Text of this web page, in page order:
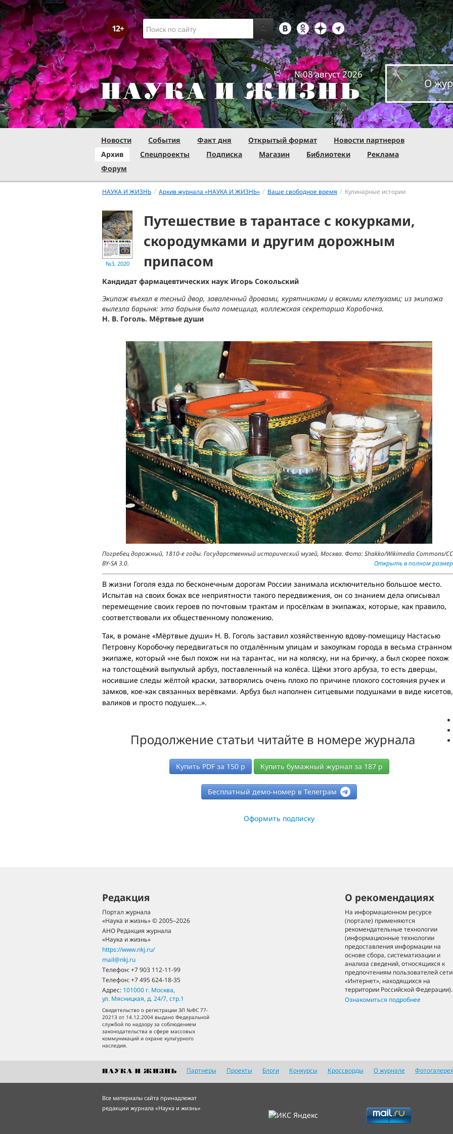
№08 август 2026
О
Новости События Факт дня Открытый формат
Новости партнеров
Архив
Спецпроекты Подписка Магазин Библиотеки
Реклама
Форум
НАУКА И ЖИЗНЬ / Архив журнала «НАУКА И ЖИЗНЬ» / Ваше свободное время / Кулинарные истории
№3, 2020
Путешествие в тарантасе с кокурками,
скородумками и другим дорожным
припасом
Кандидат фармацевтических наук Игорь Сокольский
Экипаж въехал в тесный двор, заваленный дровами, курятниками и всякими клетухами; из экипажа
вылезла барыня: эта барыня была помещица, коллежская секретарша Коробочка.
Н. В. Гоголь. Мёртвые души
Погребец дорожный, 1810-е годы. Государственный исторический музей, Москва. Фото: Shakko/Wikimedia Commons/CC
BY-SA 3.0.
Открыть в полном
В жизни Гоголя езда по бесконечным дорогам России занимала исключительно большое место.
Испытав на своих боках все неприятности такого передвижения, он со знанием дела описывал
перемещение своих героев по почтовым трактам и просёлкам в экипажах, которые, как правило,
соответствовали их общественному положению.
Так, в романе «Мёртвые души» Н. В. Гоголь заставил хозяйственную вдову-помещицу Настасью
Петровну Коробочку передвигаться по отдалённым улицам и закоулкам города в весьма странном
экипаже, который «не был похож ни на тарантас, ни на коляску, ни на бричку, а был скорее похож
на толстощёкий выпуклый арбуз, поставленный на колёса. Щёки этого арбуза, то есть дверцы,
носившие следы жёлтой краски, затворялись очень плохо по причине плохого состояния ручек и
замков, кое-как связанных верёвками. Арбуз был наполнен ситцевыми подушками в виде кисетов,
валиков и просто подушек...».
Продолжение статьи читайте в номере журнала
Купить PDF за 150р Купить бумажный журнал за 187р
Бесплатный демо-номер в Телеграм
Оформить подписку
Редакция
Портал журнала
«Наука и жизнь» © 2005–2026
АНО Редакция журнала
«Наука и жизнь»
https://www.nkj.ru/
mail@nkj.ru
Телефон:+7 903 112-11-99
Телефон:+7 495 624-18-35
Адрес: 101000 г. Москва,
ул. Мясницкая, д. 24/7, стр.1
Свидетельство о регистрации ЭЛ №ФС 77-
20213 от 14.12.2004 выдано Федеральной
службой по надзору за соблюдением
законодательства в сфере массовых
коммуникаций и охране культурного
наследия.
О рекомендациях
На информационном ресурсе
(портале) применяются
рекомендательные технологии
(информационные технологии
предоставления информации на
основе сбора, систематизации и
анализа сведений, относящихся к
предпочтениям пользователей сети
«Интернет», находящихся на
территории Российской Федерации).
Ознакомиться подробнее
Партнеры Проекты Блоги Конкурсы Кроссворды О журнале
Все материалы сайта принадлежат
редакции журнала «Наука и жизнь»